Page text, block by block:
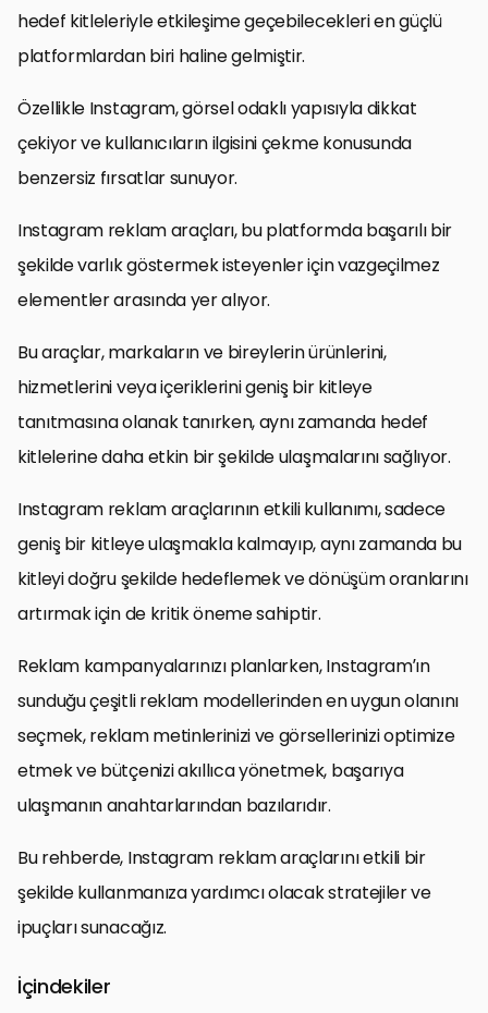
hedef kitleleriyle etkileşime geçebilecekleri en güçlü
platformlardan biri haline gelmiştir.
Özellikle Instagram, görsel odaklı yapısıyla dikkat
çekiyor ve kullanıcıların ilgisini çekme konusunda
benzersiz fırsatlar sunuyor.
Instagram reklam araçları, bu platformda başarılı bir
şekilde varlık göstermek isteyenler için vazgeçilmez
elementler arasında yer alıyor.
Bu araçlar, markaların ve bireylerin ürünlerini,
hizmetlerini veya içeriklerini geniş bir kitleye
tanıtmasına olanak tanırken, aynı zamanda hedef
kitlelerine daha etkin bir şekilde ulaşmalarını sağlıyor.
Instagram reklam araçlarının etkili kullanımı, sadece
geniş bir kitleye ulaşmakla kalmayıp, aynı zamanda bu
kitleyi doğru şekilde hedeflemek ve dönüşüm oranlarını
artırmak için de kritik öneme sahiptir.
Reklam kampanyalarınızı planlarken, Instagram’ın
sunduğu çeşitli reklam modellerinden en uygun olanını
seçmek, reklam metinlerinizi ve görsellerinizi optimize
etmek ve bütçenizi akıllıca yönetmek, başarıya
ulaşmanın anahtarlarından bazılarıdır.
Bu rehberde, Instagram reklam araçlarını etkili bir
şekilde kullanmanıza yardımcı olacak stratejiler ve
ipuçları sunacağız.
İçindekiler